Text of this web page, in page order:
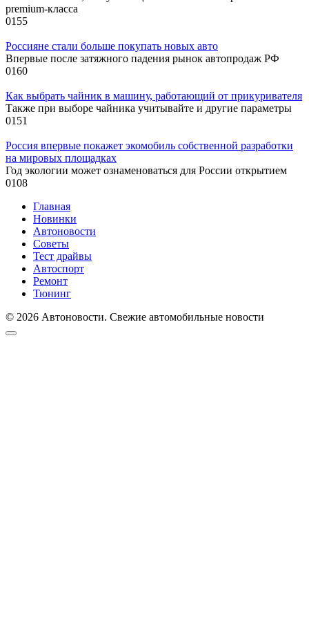
premium-класса
0155
Россияне стали больше покупать новых авто
Впервые после затяжного падения рынок автопродаж РФ
0160
Как выбрать чайник в машину, работающий от прикуривателя
Также при выборе чайника учитывайте и другие параметры
0151
Россия впервые покажет экомобиль собственной разработки
на мировых площадках
Год экологии может ознаменоваться для России открытием
0108
Главная
Новинки
Автоновости
Советы
Тест драйвы
Автоспорт
Ремонт
Тюнинг
© 2026 Автоновости. Свежие автомобильные новости